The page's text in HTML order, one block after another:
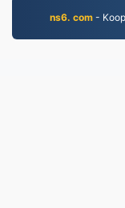
ns6. com -